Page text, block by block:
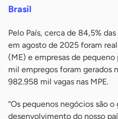
Brasil
Pelo País, cerca de 84,5%
em agosto de 2025 foram
(ME) e empresas de
mil empregos foram gerados
982.958 mil vagas nas MPE.
“Os pequenos negócios são
desenvolvimento do nosso